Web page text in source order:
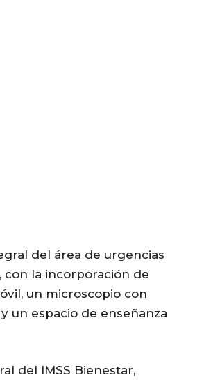
del área de urgencias
con la incorporación de
un microscopio con
un espacio de enseñanza
del IMSS Bienestar,